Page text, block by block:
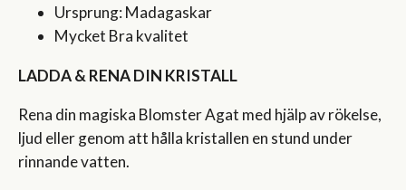
Ursprung: Madagaskar
Mycket Bra kvalitet
LADDA & RENA DIN KRISTALL
Rena din magiska Blomster Agat med hjälp av rökelse,
ljud eller genom att hålla kristallen en stund under
rinnande vatten.